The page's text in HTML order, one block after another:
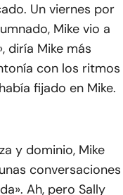
Un viernes por
Mike vio a
diría Mike más
con los ritmos
fijado en Mike.
y dominio, Mike
conversaciones
Ah, pero Sally